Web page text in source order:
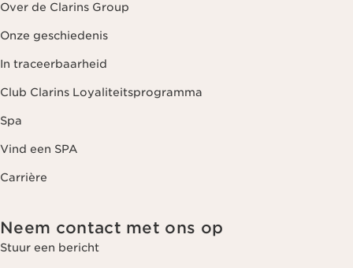
Over de Clarins Group
Onze geschiedenis
In traceerbaarheid
Club Clarins Loyaliteitsprogramma
Spa
Vind een SPA
Carrière
Neem contact met ons op
Stuur een bericht